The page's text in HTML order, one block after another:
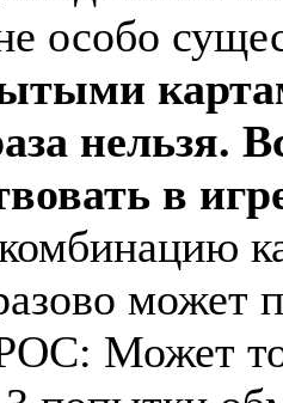
особо
нельзя.
в
может
Может